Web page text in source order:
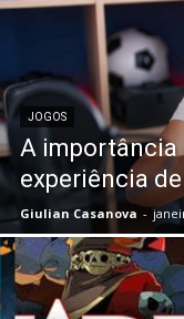
JOGOS
A importância
experiência
Giulian Casanova -